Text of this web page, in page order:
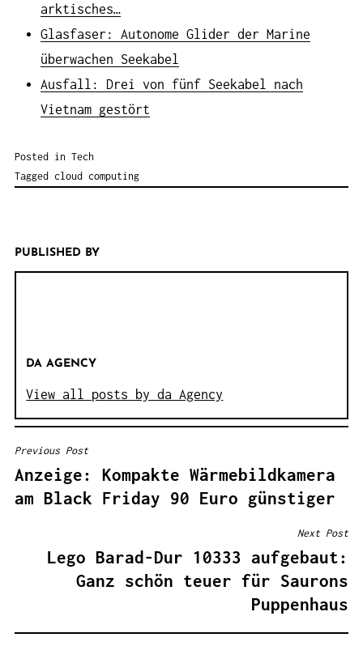
arktisches…
Glasfaser: Autonome Glider der Marine
überwachen Seekabel
Ausfall: Drei von fünf Seekabel nach
Vietnam gestört
Posted in Tech
Tagged cloud computing
PUBLISHED BY
DA AGENCY
View all posts by da Agency
B
E
I
Previous Post
Anzeige: Kompakte Wärmebildkamera
am Black Friday 90 Euro günstiger
Next Post
Lego Barad-Dur 10333 aufgebaut:
Ganz schön teuer für Saurons
Puppenhaus